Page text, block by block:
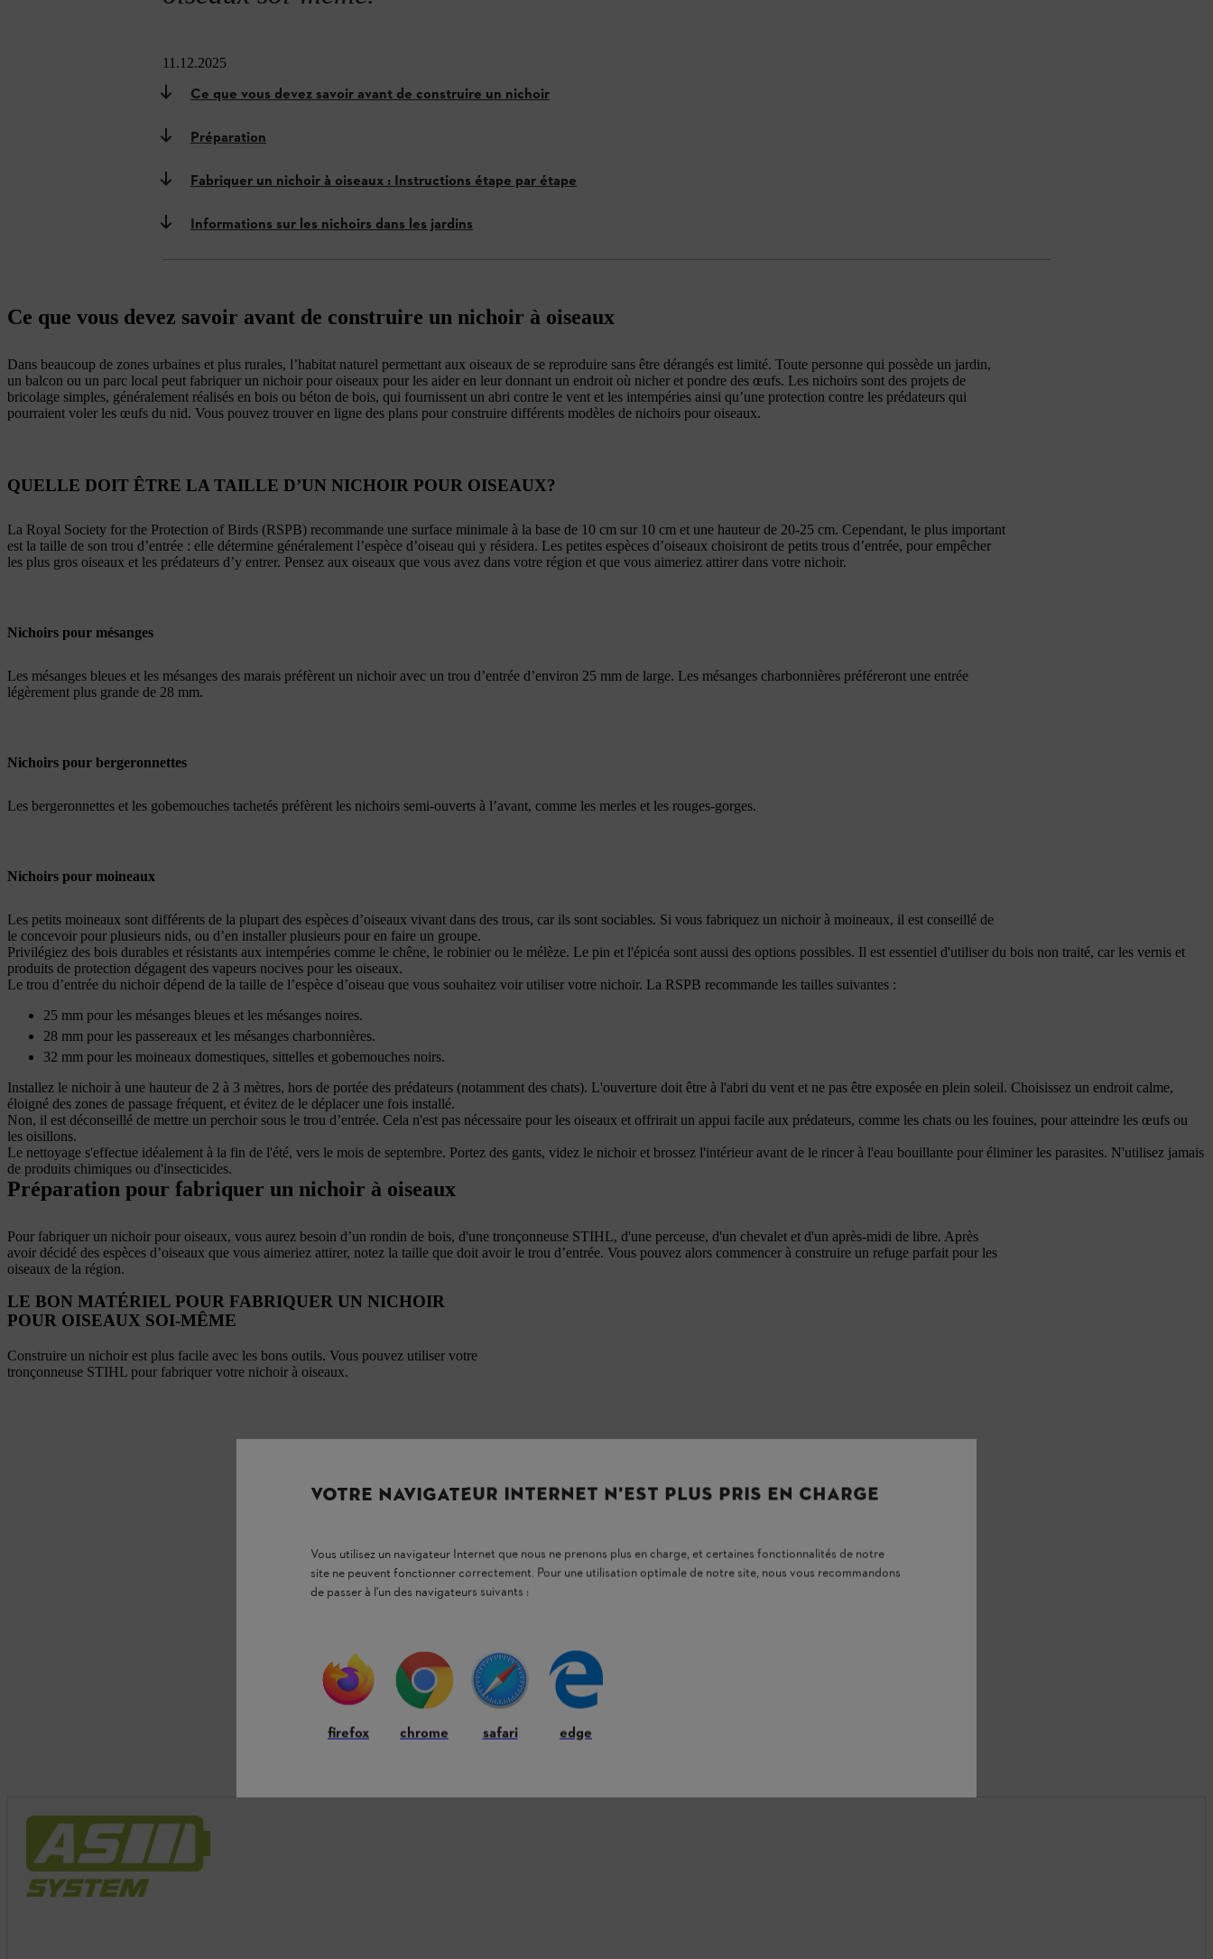
11.12.2025
Ce que vous devez savoir avant de construire un nichoir
Préparation
Fabriquer un nichoir à oiseaux : Instructions étape par étape
Informations sur les nichoirs dans les jardins
Ce que vous devez savoir avant de construire un nichoir à oiseaux
Dans beaucoup de zones urbaines et plus rurales, l’habitat naturel permettant aux oiseaux de se reproduire sans être dérangés est limité. Toute personne qui possède un jardin,
un balcon ou un parc local peut fabriquer un nichoir pour oiseaux pour les aider en leur donnant un endroit où nicher et pondre des œufs. Les nichoirs sont des projets de
bricolage simples, généralement réalisés en bois ou béton de bois, qui fournissent un abri contre le vent et les intempéries ainsi qu’une protection contre les prédateurs qui
pourraient voler les œufs du nid. Vous pouvez trouver en ligne des plans pour construire différents modèles de nichoirs pour oiseaux.
QUELLE DOIT ÊTRE LA TAILLE D’UN NICHOIR POUR OISEAUX?
La Royal Society for the Protection of Birds (RSPB) recommande une surface minimale à la base de 10 cm sur 10 cm et une hauteur de 20-25 cm. Cependant, le plus important
est la taille de son trou d’entrée : elle détermine généralement l’espèce d’oiseau qui y résidera. Les petites espèces d’oiseaux choisiront de petits trous d’entrée, pour empêcher
les plus gros oiseaux et les prédateurs d’y entrer. Pensez aux oiseaux que vous avez dans votre région et que vous aimeriez attirer dans votre nichoir.
Nichoirs pour mésanges
Les mésanges bleues et les mésanges des marais préfèrent un nichoir avec un trou d’entrée d’environ 25 mm de large. Les mésanges charbonnières préféreront une entrée
légèrement plus grande de 28 mm.
Nichoirs pour bergeronnettes
Les bergeronnettes et les gobemouches tachetés préfèrent les nichoirs semi-ouverts à l’avant, comme les merles et les rouges-gorges.
Nichoirs pour moineaux
Les petits moineaux sont différents de la plupart des espèces d’oiseaux vivant dans des trous, car ils sont sociables. Si vous fabriquez un nichoir à moineaux, il est conseillé de
le concevoir pour plusieurs nids, ou d’en installer plusieurs pour en faire un groupe.
Privilégiez des bois durables et résistants aux intempéries comme le chêne, le robinier ou le mélèze. Le pin et l'épicéa sont aussi des options possibles. Il est essentiel d'utiliser du bois non traité, car les vernis et
produits de protection dégagent des vapeurs nocives pour les oiseaux.
Le trou d’entrée du nichoir dépend de la taille de l’espèce d’oiseau que vous souhaitez voir utiliser votre nichoir. La RSPB recommande les tailles suivantes :
25 mm pour les mésanges bleues et les mésanges noires.
28 mm pour les passereaux et les mésanges charbonnières.
32 mm pour les moineaux domestiques, sittelles et gobemouches noirs.
Installez le nichoir à une hauteur de 2 à 3 mètres, hors de portée des prédateurs (notamment des chats). L'ouverture doit être à l'abri du vent et ne pas être exposée en plein soleil. Choisissez un endroit calme,
éloigné des zones de passage fréquent, et évitez de le déplacer une fois installé.
Non, il est déconseillé de mettre un perchoir sous le trou d’entrée. Cela n'est pas nécessaire pour les oiseaux et offrirait un appui facile aux prédateurs, comme les chats ou les fouines, pour atteindre les œufs ou
les oisillons.
Le nettoyage s'effectue idéalement à la fin de l'été, vers le mois de septembre. Portez des gants, videz le nichoir et brossez l'intérieur avant de le rincer à l'eau bouillante pour éliminer les parasites. N'utilisez jamais
de produits chimiques ou d'insecticides.
Préparation pour fabriquer un nichoir à oiseaux
Pour fabriquer un nichoir pour oiseaux, vous aurez besoin d’un rondin de bois, d'une tronçonneuse STIHL, d'une perceuse, d'un chevalet et d'un après-midi de libre. Après
avoir décidé des espèces d’oiseaux que vous aimeriez attirer, notez la taille que doit avoir le trou d’entrée. Vous pouvez alors commencer à construire un refuge parfait pour les
oiseaux de la région.
LE BON MATÉRIEL POUR FABRIQUER UN NICHOIR
POUR OISEAUX SOI-MÊME
Construire un nichoir est plus facile avec les bons outils. Vous pouvez utiliser votre
tronçonneuse STIHL pour fabriquer votre nichoir à oiseaux.
VOTRE NAVIGATEUR INTERNET N'EST PLUS PRIS EN CHARGE
Vous utilisez un navigateur Internet que nous ne prenons plus en charge, et certaines fonctionnalités de notre
site ne peuvent fonctionner correctement. Pour une utilisation optimale de notre site, nous vous recommandons
de passer à l'un des navigateurs suivants :
firefox chrome safari edge